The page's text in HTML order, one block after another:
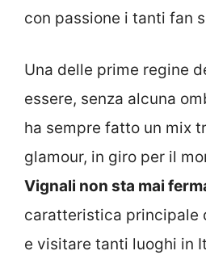
con passione i tanti fan
Una delle prime regine
essere, senza alcuna
ha sempre fatto un mix
glamour, in giro per il
Vignali non sta mai
caratteristica principale
e visitare tanti luoghi in